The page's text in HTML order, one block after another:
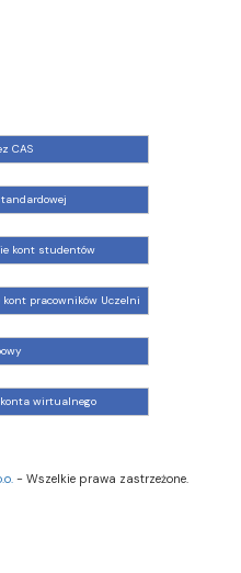
CAS
kont studentów
pracowników Uczelni
wirtualnego
- Wszelkie prawa zastrzeżone.